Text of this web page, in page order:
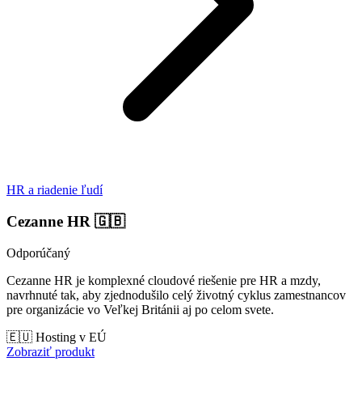
HR a riadenie ľudí
Cezanne HR 🇬🇧
Odporúčaný
Cezanne HR je komplexné cloudové riešenie pre HR a mzdy,
navrhnuté tak, aby zjednodušilo celý životný cyklus zamestnancov
pre organizácie vo Veľkej Británii aj po celom svete.
🇪🇺 Hosting v EÚ
Zobraziť produkt